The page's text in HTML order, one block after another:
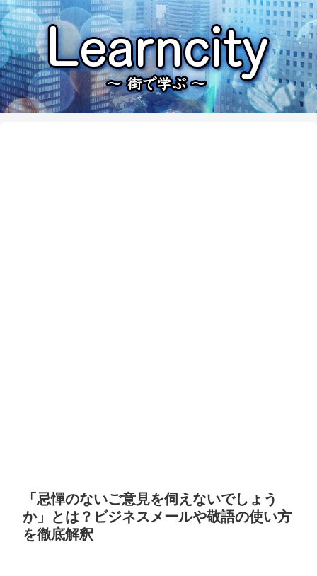
「忌憚のないご意見を伺えないでしょう
か」とは？ビジネスメールや敬語の使い方
を徹底解釈